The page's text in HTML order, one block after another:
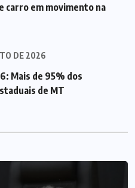
carro em movimento na
DE 2026
Mais de 95% dos
de MT